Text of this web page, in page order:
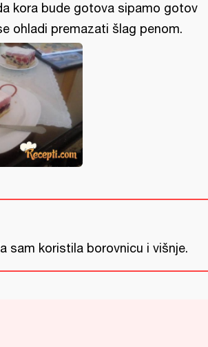
kora bude gotova sipamo gotov
ohladi premazati šlag penom.
sam koristila borovnicu i višnje.